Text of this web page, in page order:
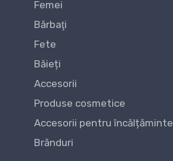
Femei
Bărbaţi
Fete
Băieți
Accesorii
Produse cosmetice
Accesorii pentru încălțăminte
Brănduri